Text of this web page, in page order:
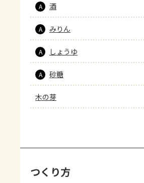
A 酒
A みりん
A しょうゆ
A 砂糖
木の芽
つくり方